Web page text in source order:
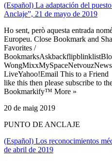
(Español) La adaptación del
Anclaje”, 21 de mayo de 2019
Ho sent, però aquesta entrada
Europeu. Close Bookmark and
Favorites /
LiveYahoo!Email This to a
like this then please subscribe to
Bookmarkify™ More »
20 de maig 2019
PUNTO DE ANCLAJE
(Español) Los reconocimientos
de abril de 2019